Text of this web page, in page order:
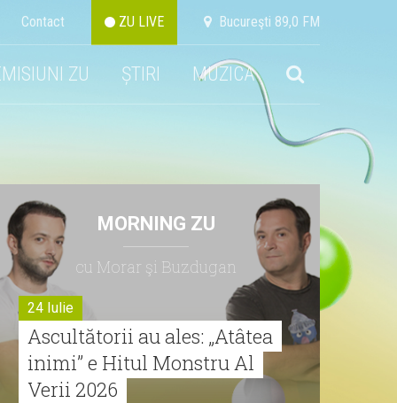
Contact ZU LIVE Bucureşti 89,0 FM
ZU ȘTIRI MUZICA
MORNING ZU
cu Morar şi Buzdugan
24 Iulie
Ascultătorii au ales: „Atâtea
inimi” e Hitul Monstru Al
Verii 2026